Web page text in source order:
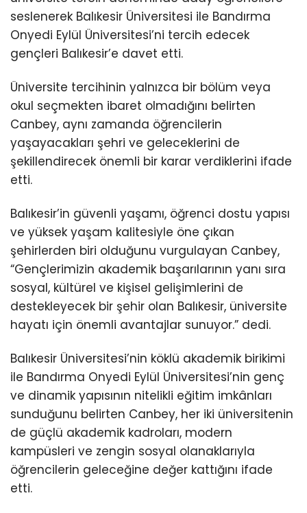
seslenerek Balıkesir Üniversitesi ile Bandırma
Onyedi Eylül Üniversitesi’ni tercih edecek
gençleri Balıkesir’e davet etti.
Üniversite tercihinin yalnızca bir bölüm veya
okul seçmekten ibaret olmadığını belirten
Canbey, aynı zamanda öğrencilerin
yaşayacakları şehri ve geleceklerini de
şekillendirecek önemli bir karar verdiklerini ifade
etti.
Balıkesir’in güvenli yaşamı, öğrenci dostu yapısı
ve yüksek yaşam kalitesiyle öne çıkan
şehirlerden biri olduğunu vurgulayan Canbey,
“Gençlerimizin akademik başarılarının yanı sıra
sosyal, kültürel ve kişisel gelişimlerini de
destekleyecek bir şehir olan Balıkesir, üniversite
hayatı için önemli avantajlar sunuyor.” dedi.
Balıkesir Üniversitesi’nin köklü akademik birikimi
ile Bandırma Onyedi Eylül Üniversitesi’nin genç
ve dinamik yapısının nitelikli eğitim imkânları
sunduğunu belirten Canbey, her iki üniversitenin
de güçlü akademik kadroları, modern
kampüsleri ve zengin sosyal olanaklarıyla
öğrencilerin geleceğine değer kattığını ifade
etti.